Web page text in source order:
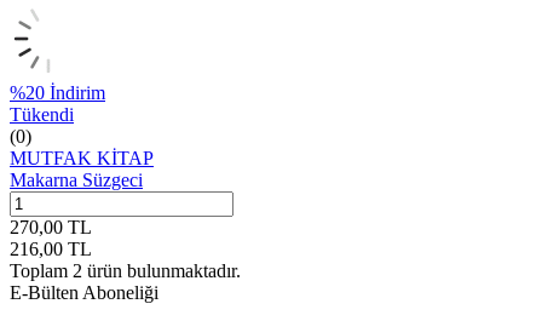
%20 İndirim
Tükendi
(0)
MUTFAK KİTAP
Makarna Süzgeci
270,00 TL
216,00 TL
Toplam 2 ürün bulunmaktadır.
E-Bülten Aboneliği